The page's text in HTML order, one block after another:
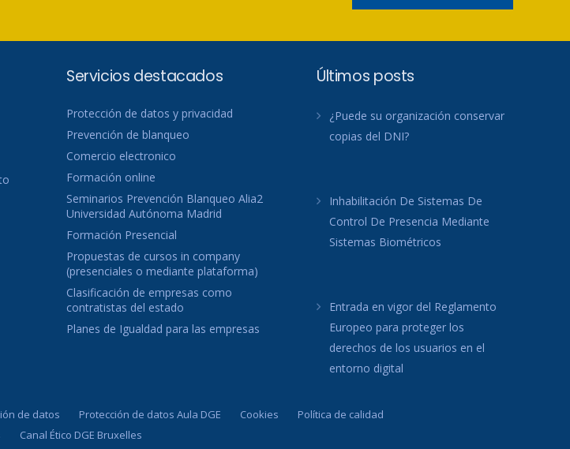
Servicios destacados
Protección de datos y privacidad
Prevención de blanqueo
Comercio electronico
Formación online
Seminarios Prevención Blanqueo Alia2
Universidad Autónoma Madrid
Formación Presencial
Propuestas de cursos in company
(presenciales o mediante plataforma)
Clasificación de empresas como
contratistas del estado
Planes de Igualdad para las empresas
Últimos posts
¿Puede su organización conservar
copias del DNI?
Inhabilitación De Sistemas De
Control De Presencia Mediante
Sistemas Biométricos
Entrada en vigor del Reglamento
Europeo para proteger los
derechos de los usuarios en el
entorno digital
de datos Protección de datos Aula DGE Cookies
Política de calidad
Canal Ético DGE Bruxelles